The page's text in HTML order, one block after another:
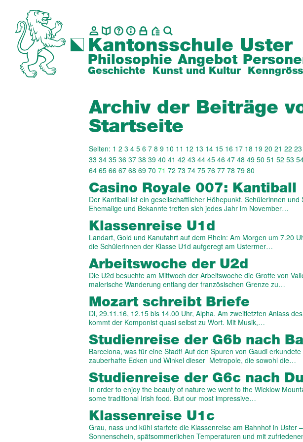
Kantonsschule Uster
Philosophie Angebot
Geschichte Kunst und Kultur
Archiv der Beiträge
Startseite
Seiten: 1 2 3 4 5 6 7 8 9 10 11 12 13 14 15 16 17 18 19 20 21 22 23
33 34 35 36 37 38 39 40 41 42 43 44 45 46 47 48 49 50 51 52 53
64 65 66 67 68 69 70 71 72 73 74 75 76 77 78 79 80
Casino Royale 007: Kantiball
Der Kantiball ist ein gesellschaftlicher Höhepunkt. Schülerinnen und
Ehemalige und Bekannte treffen sich jedes Jahr im November…
Klassenreise U1d
Landart, Gold und Kanufahrt auf dem Rhein: Am Morgen um 7.20
die Schülerinnen der Klasse U1d aufgeregt am Ustermer…
Arbeitswoche der U2d
Die U2d besuchte am Mittwoch der Arbeitswoche die Grotte von
malerische Wanderung entlang der französischen Grenze zu…
Mozart schreibt Briefe
Di, 29.11.16, 12.15 bis 14.00 Uhr, Alpha. Am zweitletzten Anlass
kommt der Komponist quasi selbst zu Wort. Mit Musik,…
Studienreise der G6b nach
Barcelona, was für eine Stadt! Auf den Spuren von Gaudi
zauberhafte Ecken und Winkel dieser Metropole, die sowohl die…
Studienreise der G6c nach
In order to enjoy the beauty of nature we went to the Wicklow
some traditional Irish food. But our most impressive…
Klassenreise U1c
Grau, nass und kühl startete die Klassenreise am Bahnhof in Uster
Sonnenschein, spätsommerlichen Temperaturen und mit